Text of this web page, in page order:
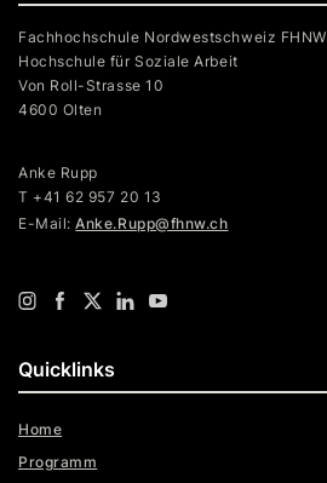
Fachhochschule Nordwestschweiz FHNW
Hochschule für Soziale Arbeit
Von Roll-Strasse 10
4600 Olten
Anke Rupp
T +41 62 957 20 13
E-Mail:Anke.Rupp@fhnw.ch
Quicklinks
Home
Programm